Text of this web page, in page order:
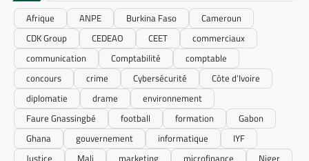
Afrique ANPE Burkina Faso
Cameroun
CDK Group
CEDEAO CEET
commerciaux
communication
Comptabilité
comptable
concours
crime Cybersécurité
Côte d’Ivoire
diplomatie
drame
environnement
Faure Gnassingbé
football formation
Gabon
Ghana
gouvernement informatique
IYF
Justice
Mali marketing microfinance
Niger